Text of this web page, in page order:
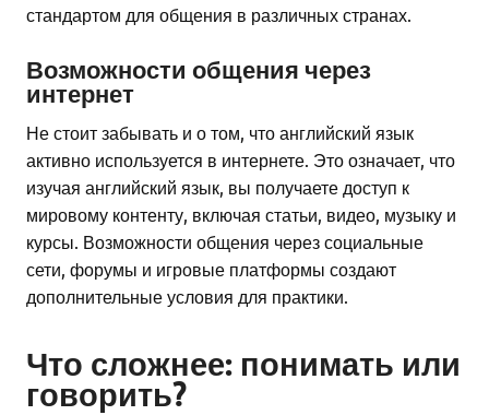
стандартом для общения в различных странах.
Возможности общения через
интернет
Не стоит забывать и о том, что английский язык
активно используется в интернете. Это означает, что
изучая английский язык, вы получаете доступ к
мировому контенту, включая статьи, видео, музыку и
курсы. Возможности общения через социальные
сети, форумы и игровые платформы создают
дополнительные условия для практики.
Что сложнее: понимать или
говорить?